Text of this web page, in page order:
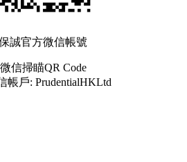
誠官方微信帳號
信掃瞄QR Code
帳戶: PrudentialHKLtd